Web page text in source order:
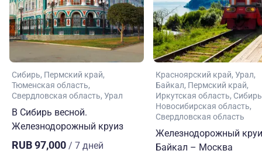
Сибирь Пермский край
Тюменская область
Свердловская область Урал
В Сибирь весной.
Железнодорожный круиз
RUB 97,000 / 7 дней
Красноярский край Урал
Байкал Пермский край
Иркутская область Сибирь
Новосибирская область
Свердловская область
Железнодорожный
Байкал – Москва